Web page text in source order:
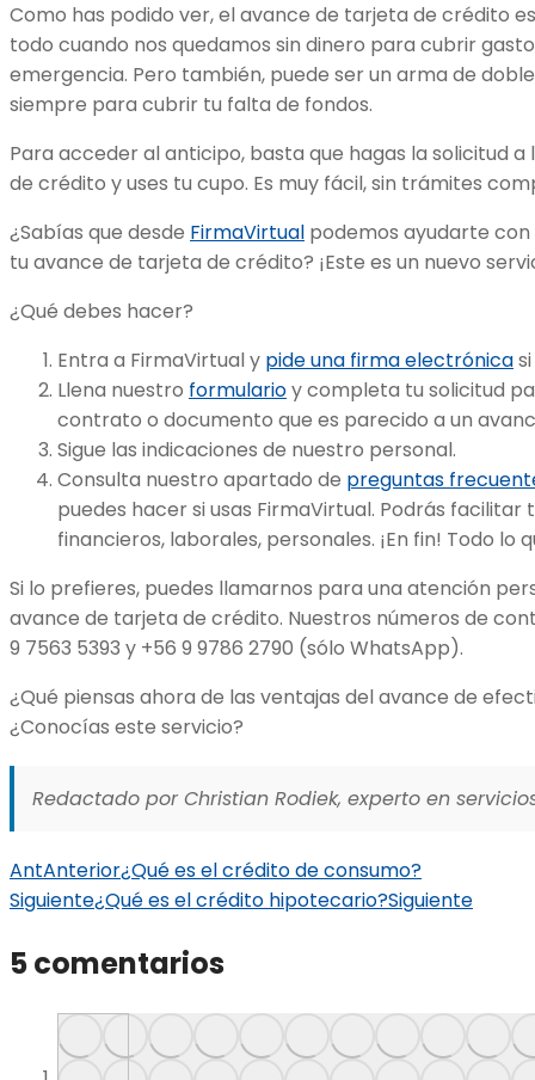
Como has podido ver, el avance de tarjeta de crédito
todo cuando nos quedamos sin dinero para cubrir
emergencia. Pero también, puede ser un arma de
siempre para cubrir tu falta de fondos.
Para acceder al anticipo, basta que hagas la solicitud
de crédito y uses tu cupo. Es muy fácil, sin trámites
¿Sabías que desde FirmaVirtual podemos ayudarte
tu avance de tarjeta de crédito? ¡Este es un nuevo
¿Qué debes hacer?
Entra a FirmaVirtual y pide una firma electrónica
Llena nuestro formularioy completa tu solicitud
contrato o documento que es parecido a un
Sigue las indicaciones de nuestro personal.
Consulta nuestro apartado de preguntas
puedes hacer si usas FirmaVirtual. Podrás
financieros, laborales, personales. ¡En fin! Todo lo
Si lo prefieres, puedes llamarnos para una atención
avance de tarjeta de crédito. Nuestros números de
9 7563 5393 y +56 9 9786 2790 (sólo WhatsApp).
¿Qué piensas ahora de las ventajas del avance de
¿Conocías este servicio?
Redactado por Christian Rodiek, experto en
AntAnterior¿Qué es el crédito de consumo?
Siguiente¿Qué es el crédito hipotecario?Siguiente
5 comentarios